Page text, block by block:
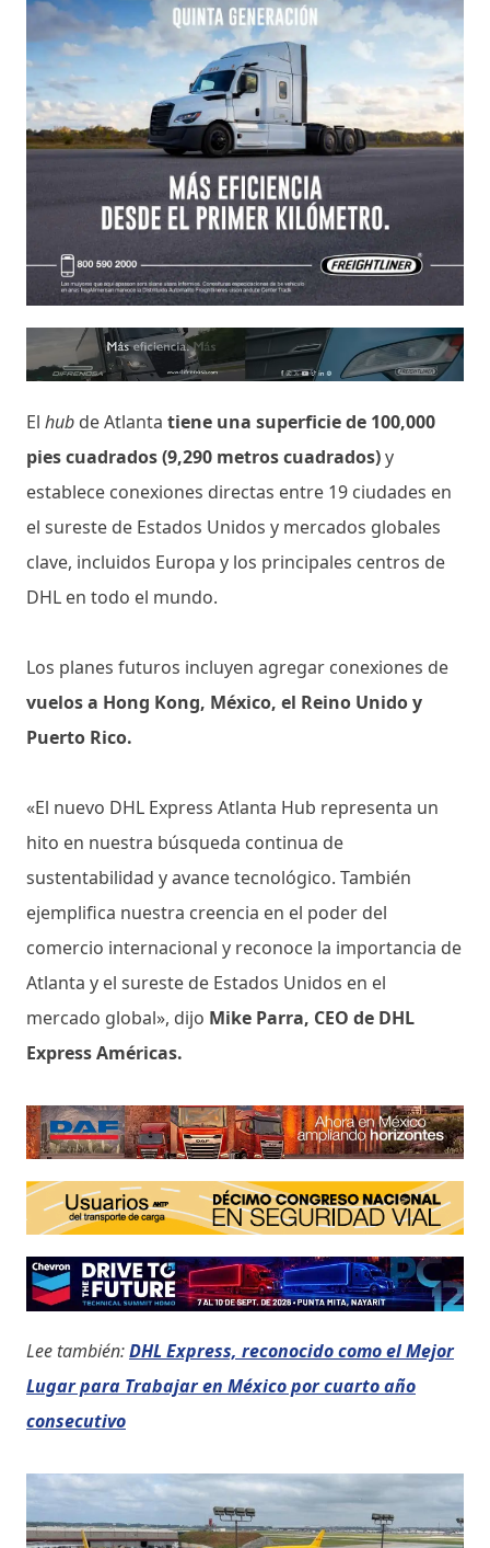
El hub de Atlanta tiene una superficie de 100,000
pies cuadrados (9,290 metros cuadrados)y
establece conexiones directas entre 19 ciudades en
el sureste de Estados Unidos y mercados globales
clave, incluidos Europa y los principales centros de
DHL en todo el mundo.
Los planes futuros incluyen agregar conexiones de
vuelos a Hong Kong, México, el Reino Unido y
Puerto Rico.
«El nuevo DHL Express Atlanta Hub representa un
hito en nuestra búsqueda continua de
sustentabilidad y avance tecnológico. También
ejemplifica nuestra creencia en el poder del
comercio internacional y reconoce la importancia de
Atlanta y el sureste de Estados Unidos en el
mercado global», dijo Mike Parra, CEO de DHL
Express Américas.
Lee también:DHL Express, reconocido como el Mejor
Lugar para Trabajar en México por cuarto año
consecutivo